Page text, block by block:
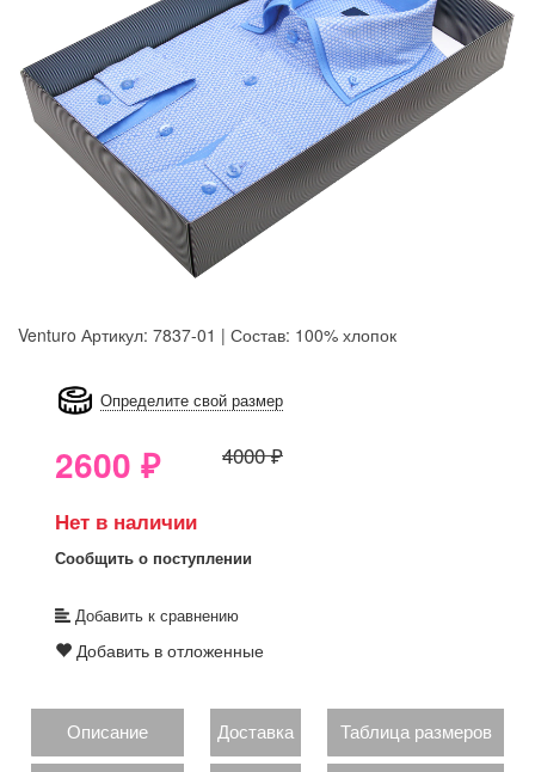
Venturo Артикул: 7837-01 | Состав: 100% хлопок
Определите свой размер
2600 ₽ 4000 ₽
Нет в наличии
Сообщить о поступлении
Добавить к сравнению
Добавить в отложенные
Описание Доставка Таблица размеров